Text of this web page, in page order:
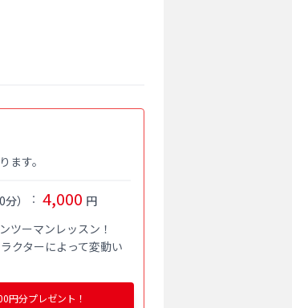
ます。
分） ： 4,000 円
ツーマンレッスン！
クターによって変動い
円分プレゼント！